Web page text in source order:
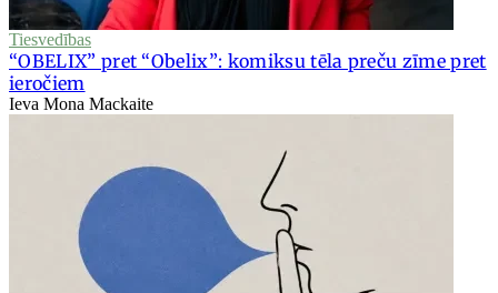
Tiesvedības
“OBELIX” pret “Obelix”: komiksu tēla preču zīme pret
ieročiem
Ieva Mona Mackaite